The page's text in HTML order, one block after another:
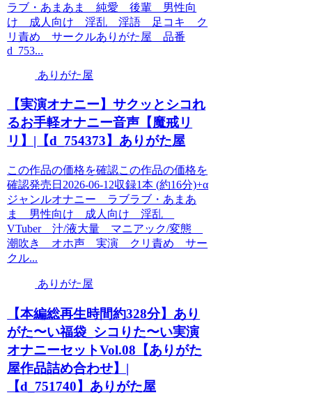
ラブ・あまあま 純愛 後輩 男性向
け 成人向け 淫乱 淫語 足コキ ク
リ責め サークルありがた屋 品番
d_753...
ありがた屋
【実演オナニー】サクッとシコれ
るお手軽オナニー音声【魔戒リ
リ】|【d_754373】ありがた屋
この作品の価格を確認この作品の価格を
確認発売日2026-06-12収録1本 (約16分)+α
ジャンルオナニー ラブラブ・あまあ
ま 男性向け 成人向け 淫乱
VTuber 汁/液大量 マニアック/変態
潮吹き オホ声 実演 クリ責め サー
クル...
ありがた屋
【本編総再生時間約328分】あり
がた〜い福袋_シコりた〜い実演
オナニーセットVol.08【ありがた
屋作品詰め合わせ】|
【d_751740】ありがた屋